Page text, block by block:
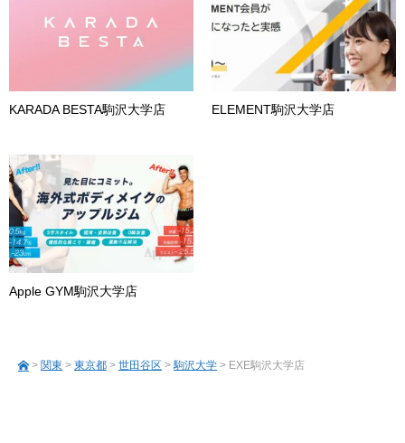
KARADA BESTA駒沢大学店 ELEMENT駒沢大学店
Apple GYM駒沢大学店
> 関東 > 東京都 > 世田谷区 > 駒沢大学 > EXE駒沢大学店